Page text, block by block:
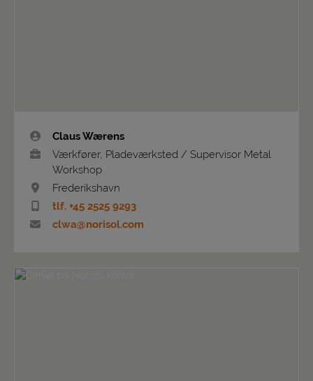
Claus Wærens
Værkfører, Pladeværksted / Supervisor Metal
Workshop
Frederikshavn
tlf. +45 2525 9293
clwa@norisol.com